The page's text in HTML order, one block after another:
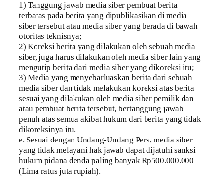
1) Tanggung jawab media siber pembuat berita
terbatas pada berita yang dipublikasikan di media
siber tersebut atau media siber yang berada di bawah
otoritas teknisnya;
2) Koreksi berita yang dilakukan oleh sebuah media
siber, juga harus dilakukan oleh media siber lain yang
mengutip berita dari media siber yang dikoreksi itu;
3) Media yang menyebarluaskan berita dari sebuah
media siber dan tidak melakukan koreksi atas berita
sesuai yang dilakukan oleh media siber pemilik dan
atau pembuat berita tersebut, bertanggung jawab
penuh atas semua akibat hukum dari berita yang tidak
dikoreksinya itu.
e. Sesuai dengan Undang-Undang Pers, media siber
yang tidak melayani hak jawab dapat dijatuhi sanksi
hukum pidana denda paling banyak Rp500.000.000
(Lima ratus juta rupiah).